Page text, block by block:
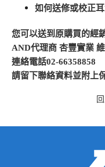
如何送修或校正
您可以送到原購買的經
AND代理商 杏豐實業
連絡電話02-66358858
請留下聯絡資料並附上